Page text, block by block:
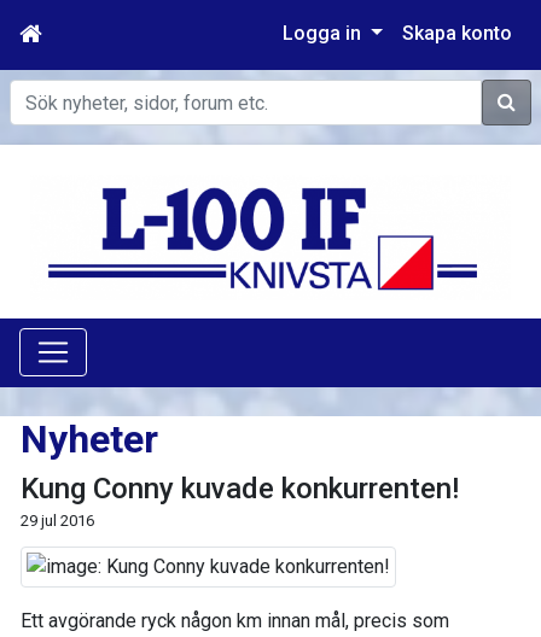
Logga in Skapa konto
Sök
Nyheter
Kung Conny kuvade konkurrenten!
29 jul 2016
Ett avgörande ryck någon km innan mål, precis som